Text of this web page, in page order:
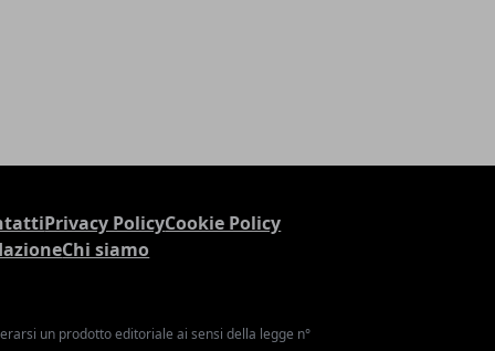
Privacy PolicyCookie Policy
Chi siamo
un prodotto editoriale ai sensi della legge n°